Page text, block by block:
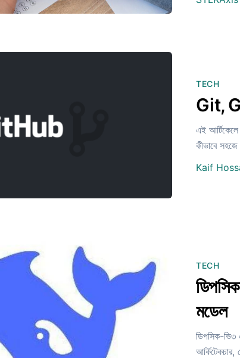
TECH
Git,
এই
কীভাবে
Kaif
TECH
মডেল
ডিপসিক-ভি৩
আর্কিটেকচার,